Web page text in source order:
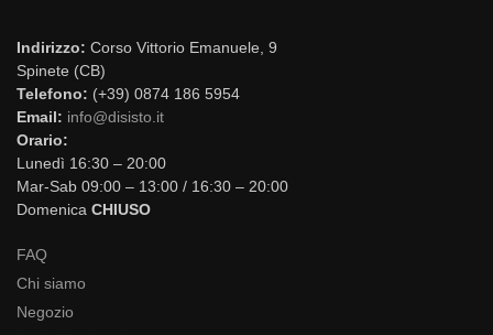
Indirizzo: Corso Vittorio Emanuele, 9
Spinete (CB)
Telefono: (+39) 0874 186 5954
Email: info@disisto.it
Orario:
Lunedì 16:30 – 20:00
Mar-Sab 09:00 – 13:00 / 16:30 – 20:00
Domenica CHIUSO
FAQ
Chi siamo
Negozio